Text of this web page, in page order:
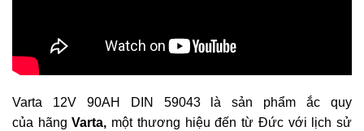
Varta 12V 90AH DIN 59043 là sản phẩm ắc quy
của hãngVarta, một thương hiệu đến từ Đức với lịch sử